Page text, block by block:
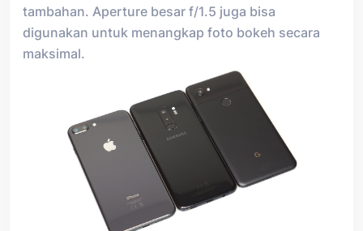
tambahan. Aperture besar f/1.5 juga bisa
digunakan untuk menangkap foto bokeh secara
maksimal.